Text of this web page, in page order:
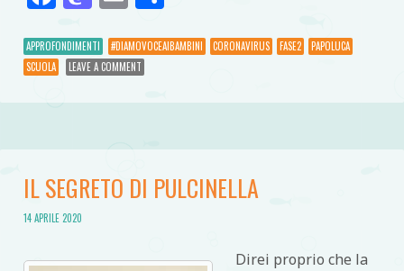
APPROFONDIMENTI #DIAMOVOCEAIBAMBINI CORONAVIRUS FASE2
PAPOLUCA
SCUOLA
LEAVE A COMMENT
IL SEGRETO DI PULCINELLA
14 APRILE 2020
Direi proprio che la